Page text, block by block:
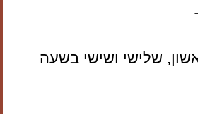
שלישי ושישי בשעה